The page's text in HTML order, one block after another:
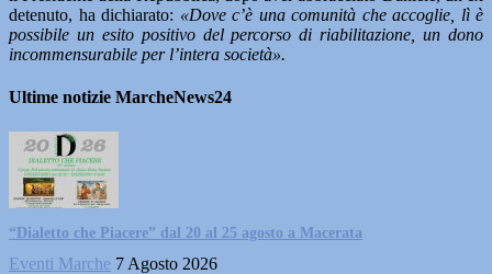
detenuto, ha dichiarato: «Dove c’è una comunità che accoglie, lì è
possibile un esito positivo del percorso di riabilitazione, un dono
incommensurabile per l’intera società».
Ultime notizie MarcheNews24
“Dialetto che Piacere” dal 20 al 25 agosto a Macerata
Eventi Marche 7 Agosto 2026